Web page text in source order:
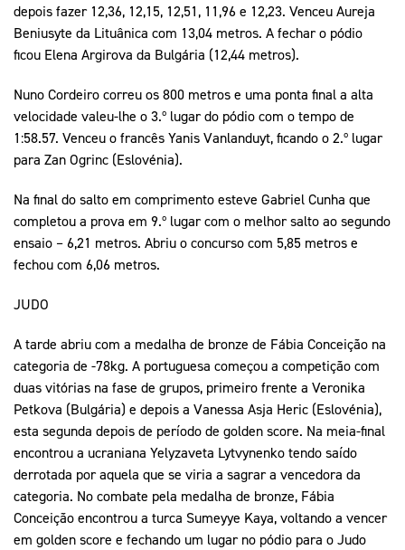
depois fazer 12,36, 12,15, 12,51, 11,96 e 12,23. Venceu Aureja
Beniusyte da Lituânica com 13,04 metros. A fechar o pódio
ficou Elena Argirova da Bulgária (12,44 metros).
Nuno Cordeiro correu os 800 metros e uma ponta final a alta
velocidade valeu-lhe o 3.º lugar do pódio com o tempo de
1:58.57. Venceu o francês Yanis Vanlanduyt, ficando o 2.º lugar
para Zan Ogrinc (Eslovénia).
Na final do salto em comprimento esteve Gabriel Cunha que
completou a prova em 9.º lugar com o melhor salto ao segundo
ensaio – 6,21 metros. Abriu o concurso com 5,85 metros e
fechou com 6,06 metros.
JUDO
A tarde abriu com a medalha de bronze de Fábia Conceição na
categoria de -78kg. A portuguesa começou a competição com
duas vitórias na fase de grupos, primeiro frente a Veronika
Petkova (Bulgária) e depois a Vanessa Asja Heric (Eslovénia),
esta segunda depois de período de golden score. Na meia-final
encontrou a ucraniana Yelyzaveta Lytvynenko tendo saído
derrotada por aquela que se viria a sagrar a vencedora da
categoria. No combate pela medalha de bronze, Fábia
Conceição encontrou a turca Sumeyye Kaya, voltando a vencer
em golden score e fechando um lugar no pódio para o Judo